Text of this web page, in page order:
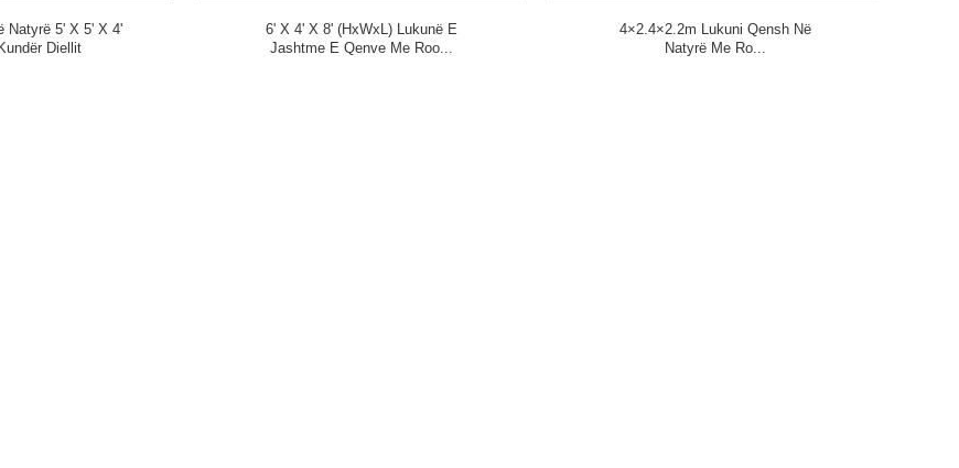
Natyrë 5' X 5' X 4'
Diellit
6' X 4' X 8' (HxWxL) Lukunë E
Jashtme E Qenve Me Roo...
4×2.4×2.2m Lukuni Qensh Në
Natyrë Me Ro...